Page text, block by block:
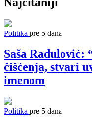
Politika pre 5 dana
Saša Radulović:
čišćenja, stvari
imenom
Politika pre 5 dana